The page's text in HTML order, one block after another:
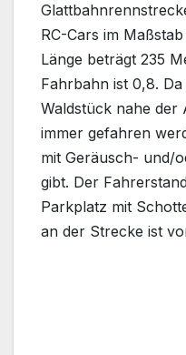
RC-Cars im
Länge beträgt 235
Fahrbahn ist 0,8.
Waldstück nahe der
immer gefahren
mit Geräusch- und/
gibt. Der
Parkplatz mit
an der Strecke ist